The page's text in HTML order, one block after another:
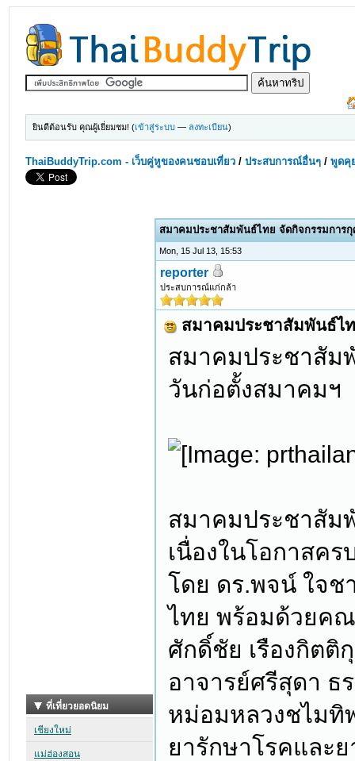
ยินดีต้อนรับ คุณผู้เยี่ยมชม! (เข้าสู่ระบบ — ลงทะเบียน)
ThaiBuddyTrip.com - เว็บคู่หูของคนชอบเที่ยว /ประสบการณ์อื่นๆ /พูดคุ
สมาคมประชาสัมพันธ์ไทย จัดกิจกรรมการ
Mon, 15 Jul 13, 15:53
reporter
ประสบการณ์แก่กล้า
สมาคมประชาสัมพันธ์ไ
สมาคมประชาสัม
วันก่อตั้งสมาคมฯ
สมาคมประชาสัม
เนื่องในโอกาสค
โดย ดร.พจน์ ใจ
ไทย พร้อมด้วยค
ศักดิ์ชัย เรืองกิต
อาจารย์ศรีสุดา
หม่อมหลวงชไมทิ
ยารักษาโรคและ